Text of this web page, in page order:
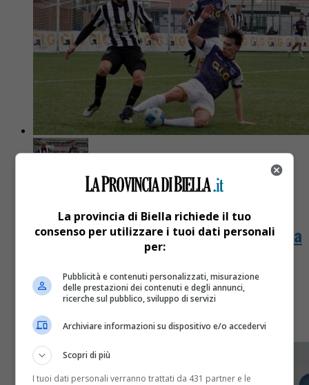
Biellese lanciata, ma il fanalino di coda
nasconde pericoli
I bianconeri, 10 punti nelle ultime quattro gare,
domani in trasferta contro il NovaRomentin
La provincia di Biella richiede il tuo
consenso per utilizzare i tuoi dati personali
per:
Pubblicità e contenuti personalizzati, misurazione
delle prestazioni dei contenuti e degli annunci,
ricerche sul pubblico, sviluppo di servizi
Archiviare informazioni su dispositivo e/o accedervi
Scopri di più
I tuoi dati personali verranno trattati da 431 partner e le